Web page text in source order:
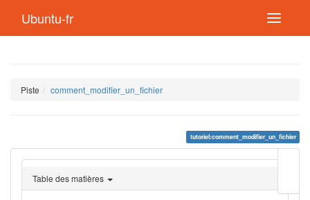
Ubuntu-fr
Piste comment_modifier_un_fichier
tutoriel:comment_modifier_un_fichier
page
Table des matières